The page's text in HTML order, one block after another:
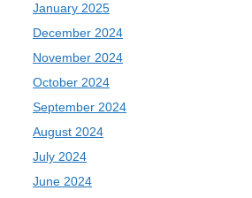
January 2025
December 2024
November 2024
October 2024
September 2024
August 2024
July 2024
June 2024